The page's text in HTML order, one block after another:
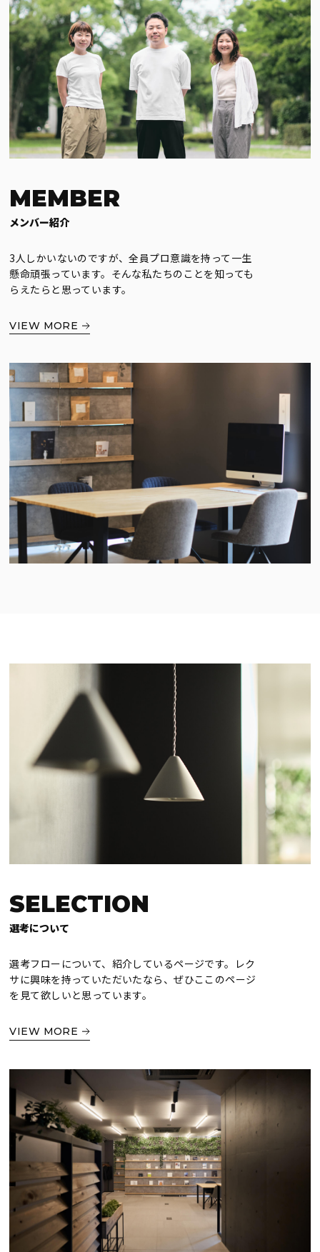
MEMBER
メンバー紹介
3人しかいないのですが、全員プロ意識を持って一生
懸命頑張っています。そんな私たちのことを知っても
らえたらと思っています。
VIEW MORE
SELECTION
選考について
選考フローについて、紹介しているページです。レク
サに興味を持っていただいたなら、ぜひここのページ
を見て欲しいと思っています。
VIEW MORE